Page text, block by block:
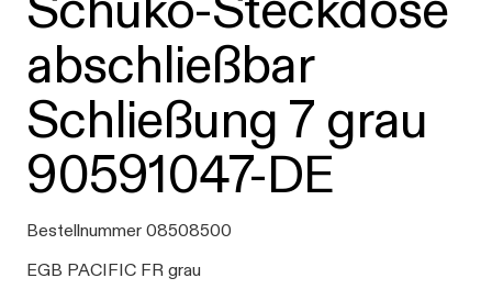
abschließbar
Schließung 7 grau
90591047-DE
Bestellnummer 08508500
EGB PACIFIC FR grau